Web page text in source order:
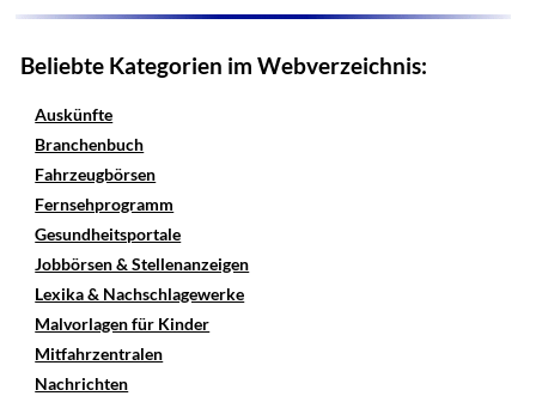
Beliebte Kategorien im Webverzeichnis:
Auskünfte
Branchenbuch
Fahrzeugbörsen
Fernsehprogramm
Gesundheitsportale
Jobbörsen & Stellenanzeigen
Lexika & Nachschlagewerke
Malvorlagen für Kinder
Mitfahrzentralen
Nachrichten